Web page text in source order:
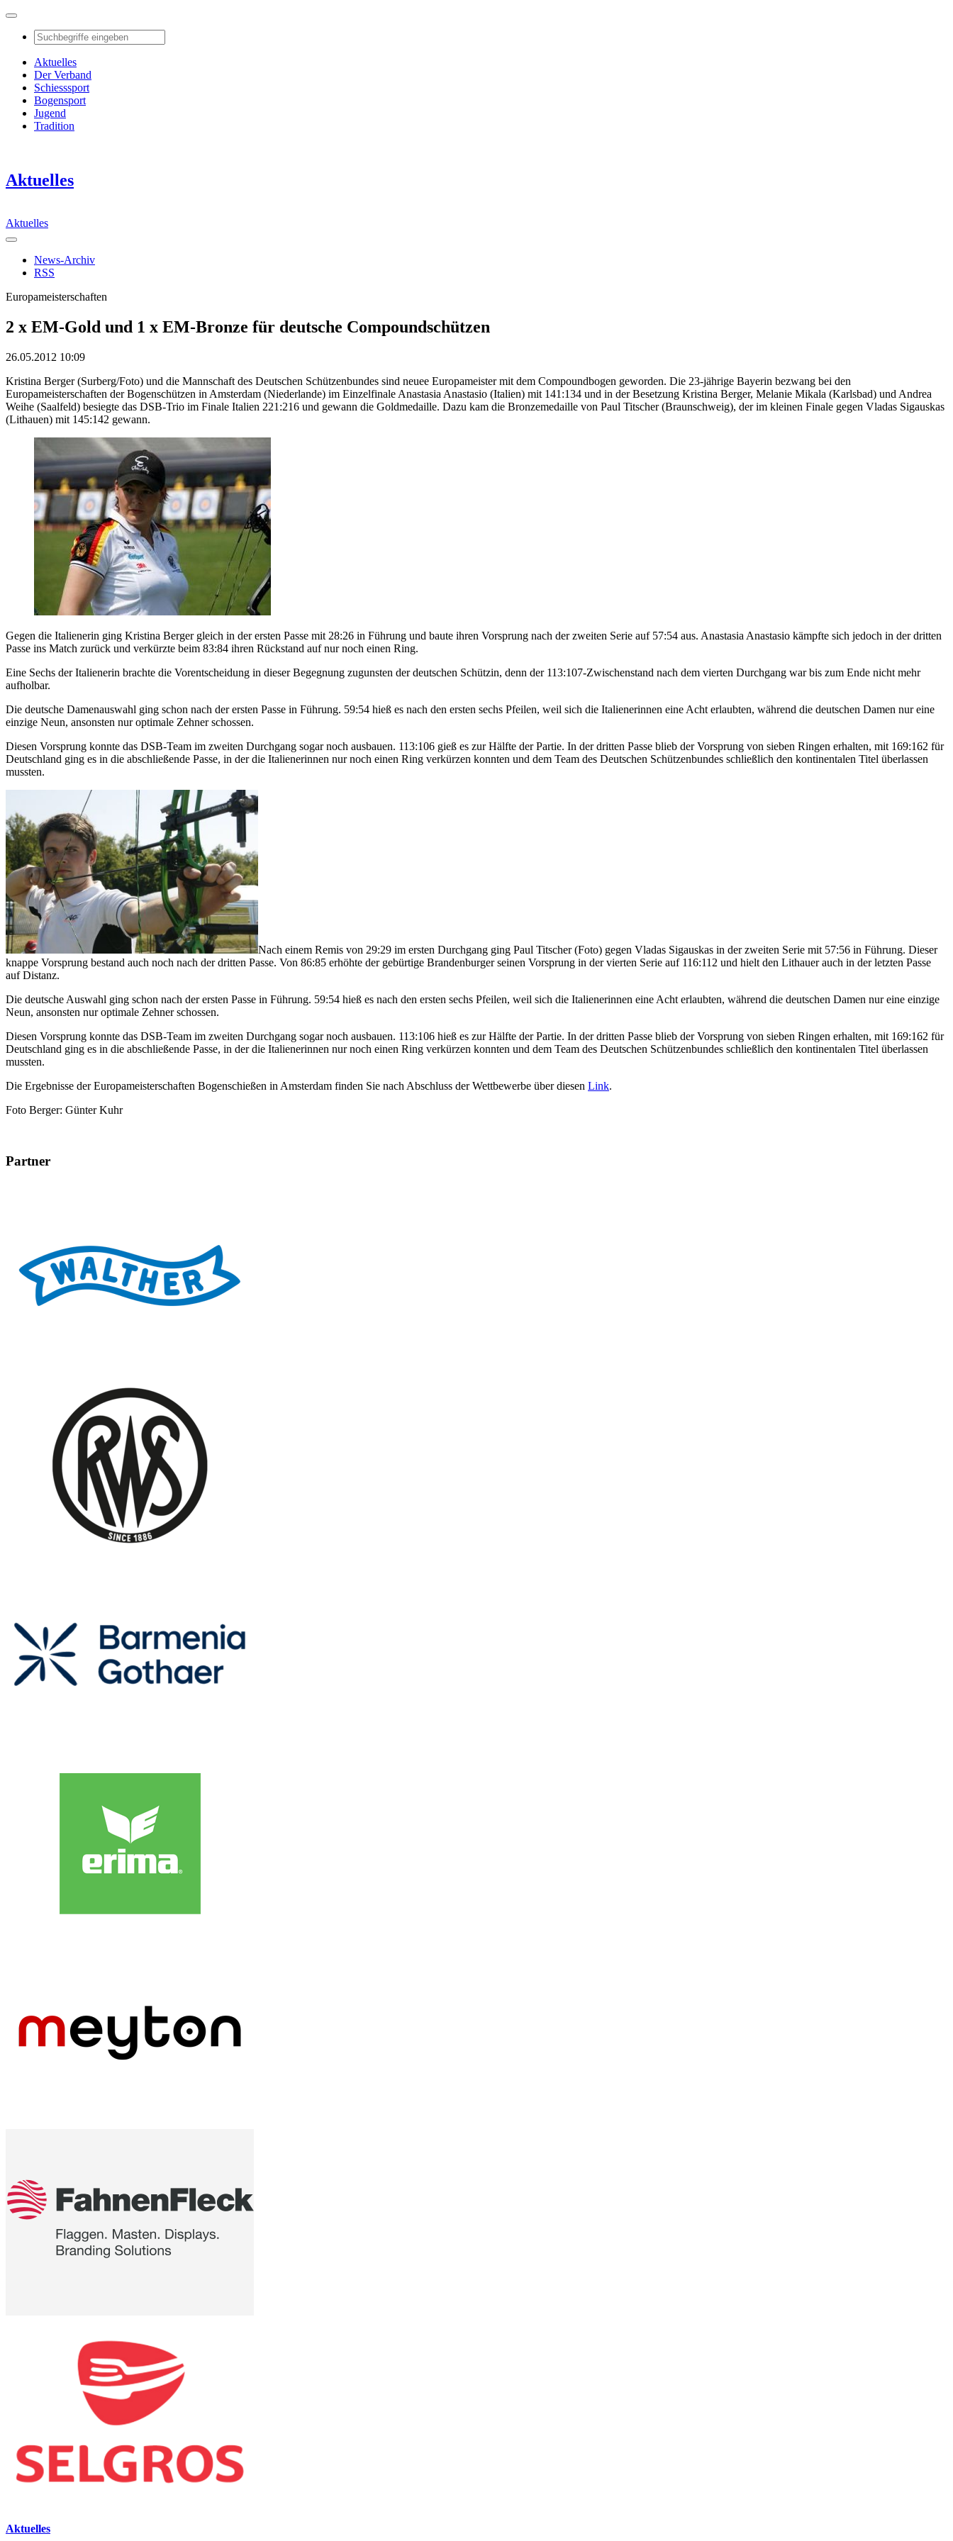
Aktuelles
Der Verband
Schiesssport
Bogensport
Jugend
Tradition
Aktuelles
Aktuelles
News-Archiv
RSS
Europameisterschaften
2 x EM-Gold und 1 x EM-Bronze für deutsche Compoundschützen
26.05.2012 10:09
Kristina Berger (Surberg/Foto) und die Mannschaft des Deutschen Schützenbundes sind neuee Europameister mit dem Compoundbogen geworden. Die 23-jährige Bayerin bezwang bei den
Europameisterschaften der Bogenschützen in Amsterdam (Niederlande) im Einzelfinale Anastasia Anastasio (Italien) mit 141:134 und in der Besetzung Kristina Berger, Melanie Mikala (Karlsbad) und Andrea
Weihe (Saalfeld) besiegte das DSB-Trio im Finale Italien 221:216 und gewann die Goldmedaille. Dazu kam die Bronzemedaille von Paul Titscher (Braunschweig), der im kleinen Finale gegen Vladas Sigauskas
(Lithauen) mit 145:142 gewann.
Gegen die Italienerin ging Kristina Berger gleich in der ersten Passe mit 28:26 in Führung und baute ihren Vorsprung nach der zweiten Serie auf 57:54 aus. Anastasia Anastasio kämpfte sich jedoch in der dritten
Passe ins Match zurück und verkürzte beim 83:84 ihren Rückstand auf nur noch einen Ring.
Eine Sechs der Italienerin brachte die Vorentscheidung in dieser Begegnung zugunsten der deutschen Schützin, denn der 113:107-Zwischenstand nach dem vierten Durchgang war bis zum Ende nicht mehr
aufholbar.
Die deutsche Damenauswahl ging schon nach der ersten Passe in Führung. 59:54 hieß es nach den ersten sechs Pfeilen, weil sich die Italienerinnen eine Acht erlaubten, während die deutschen Damen nur eine
einzige Neun, ansonsten nur optimale Zehner schossen.
Diesen Vorsprung konnte das DSB-Team im zweiten Durchgang sogar noch ausbauen. 113:106 gieß es zur Hälfte der Partie. In der dritten Passe blieb der Vorsprung von sieben Ringen erhalten, mit 169:162 für
Deutschland ging es in die abschließende Passe, in der die Italienerinnen nur noch einen Ring verkürzen konnten und dem Team des Deutschen Schützenbundes schließlich den kontinentalen Titel überlassen
mussten.
Nach einem Remis von 29:29 im ersten Durchgang ging Paul Titscher (Foto) gegen Vladas Sigauskas in der zweiten Serie mit 57:56 in Führung. Dieser
knappe Vorsprung bestand auch noch nach der dritten Passe. Von 86:85 erhöhte der gebürtige Brandenburger seinen Vorsprung in der vierten Serie auf 116:112 und hielt den Lithauer auch in der letzten Passe
auf Distanz.
Die deutsche Auswahl ging schon nach der ersten Passe in Führung. 59:54 hieß es nach den ersten sechs Pfeilen, weil sich die Italienerinnen eine Acht erlaubten, während die deutschen Damen nur eine einzige
Neun, ansonsten nur optimale Zehner schossen.
Diesen Vorsprung konnte das DSB-Team im zweiten Durchgang sogar noch ausbauen. 113:106 hieß es zur Hälfte der Partie. In der dritten Passe blieb der Vorsprung von sieben Ringen erhalten, mit 169:162 für
Deutschland ging es in die abschließende Passe, in der die Italienerinnen nur noch einen Ring verkürzen konnten und dem Team des Deutschen Schützenbundes schließlich den kontinentalen Titel überlassen
mussten.
Die Ergebnisse der Europameisterschaften Bogenschießen in Amsterdam finden Sie nach Abschluss der Wettbewerbe über diesen Link.
Foto Berger: Günter Kuhr
Partner
Aktuelles